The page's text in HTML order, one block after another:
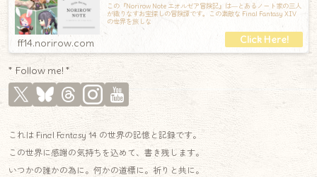
この『Norirow Note エオルゼア冒険記』は―とあるノート家の三人
が織りなすお宝探しの冒険譚です。この素敵な Final Fantasy XIV
の世界を旅しな
ff14.norirow.com
* Follow me! *
これは Final Fantasy 14 の世界の記憶と記録です。
この世界に感謝の気持ちを込めて、書き残します。
いつかの誰かの為に。何かの道標に。祈りと共に。